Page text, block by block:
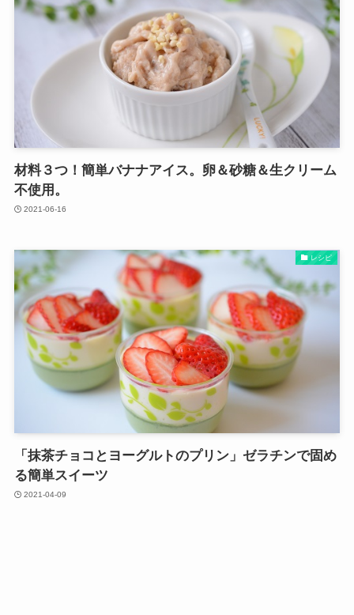
材料３つ！簡単バナナアイス。卵＆砂糖＆生クリーム
不使用。
2021-06-16
レシピ
「抹茶チョコとヨーグルトのプリン」ゼラチンで固め
る簡単スイーツ
2021-04-09